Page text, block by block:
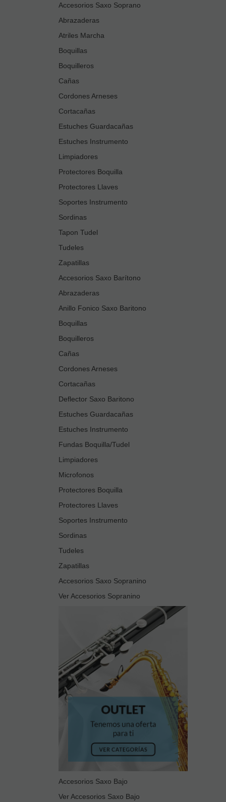
Accesorios Saxo Soprano
Abrazaderas
Atriles Marcha
Boquillas
Boquilleros
Cañas
Cordones Arneses
Cortacañas
Estuches Guardacañas
Estuches Instrumento
Limpiadores
Protectores Boquilla
Protectores Llaves
Soportes Instrumento
Sordinas
Tapon Tudel
Tudeles
Zapatillas
Accesorios Saxo Barítono
Abrazaderas
Anillo Fonico Saxo Baritono
Boquillas
Boquilleros
Cañas
Cordones Arneses
Cortacañas
Deflector Saxo Baritono
Estuches Guardacañas
Estuches Instrumento
Fundas Boquilla/Tudel
Limpiadores
Microfonos
Protectores Boquilla
Protectores Llaves
Soportes Instrumento
Sordinas
Tudeles
Zapatillas
Accesorios Saxo Sopranino
Ver Accesorios Sopranino
Accesorios Saxo Bajo
Ver Accesorios Saxo Bajo